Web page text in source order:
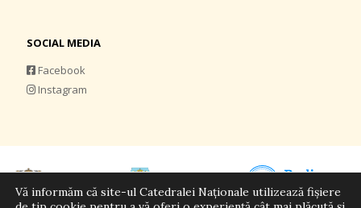
SOCIAL MEDIA
Facebook
Instagram
Vă informăm că site-ul Catedralei Naționale utilizează fișiere